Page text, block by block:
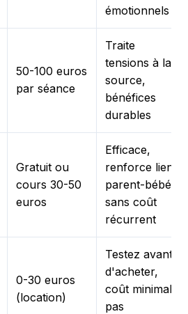
émotionnels
50-100 euros
par séance
Traite
tensions à la
source,
bénéfices
durables
Gratuit ou
cours 30-50
euros
Efficace,
renforce lien
parent-bébé,
sans coût
récurrent
0-30 euros
(location)
Testez avant
d'acheter,
coût minimal,
pas